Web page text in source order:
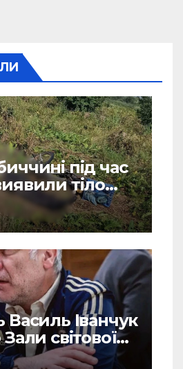
під час
тіло
Василь Іванчук
світової